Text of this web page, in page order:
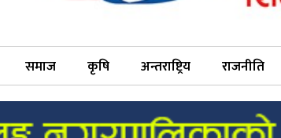
समाज कृषि अन्तराष्ट्रिय राजनीति